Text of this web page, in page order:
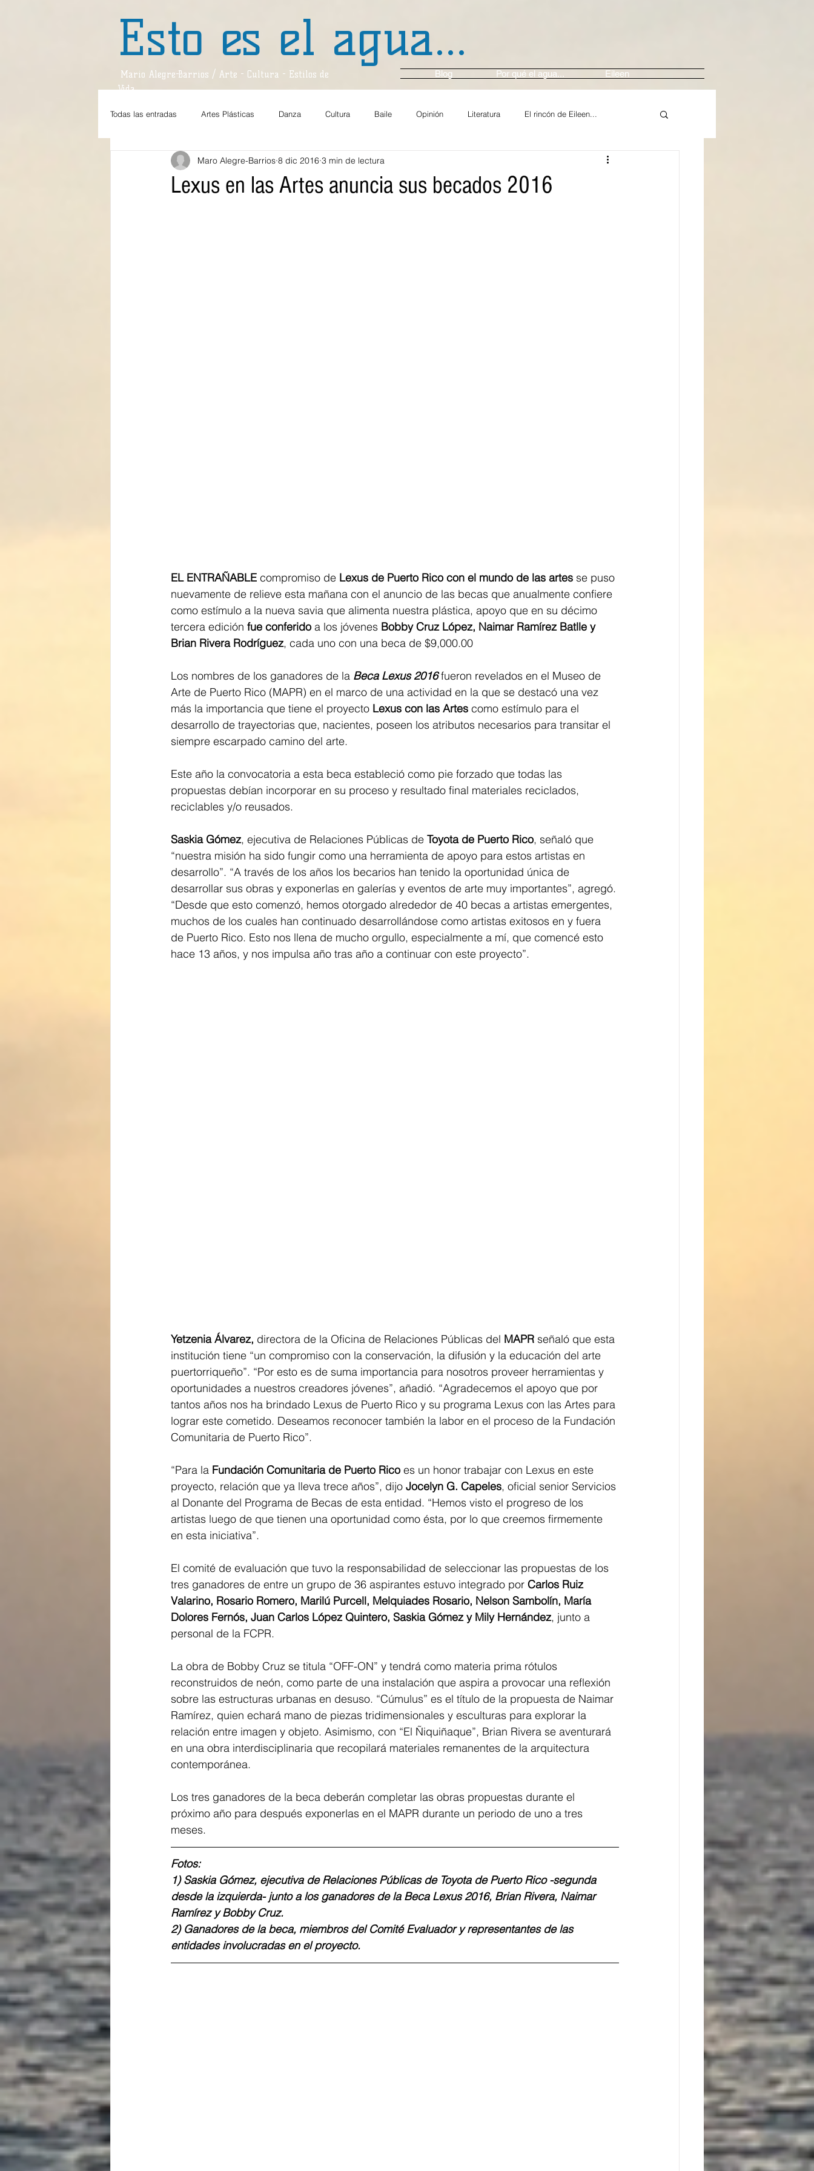
Esto es el agua...
Blog Por qué el agua... Eileen
Mario Alegre-Barrios / Arte - Cultura - Estilos de
Vida
Todas las entradas Artes Plásticas Danza Cultura Baile Opinión Literatura El rincón de Eileen...
Estilos de Vida Teatro Danza y Ballet Música En Voz Alta...
Lexus en las Artes anuncia sus becados 2016
Maro Alegre-Barrios 8 dic 2016 3 min de lectura
EL ENTRAÑABLE compromiso de Lexus de Puerto Rico con el mundo de las artes se puso
nuevamente de relieve esta mañana con el anuncio de las becas que anualmente confiere
como estímulo a la nueva savia que alimenta nuestra plástica, apoyo que en su décimo
tercera edición fue conferido a los jóvenes Bobby Cruz López, Naimar Ramírez Batlle y
Brian Rivera Rodríguez, cada uno con una beca de $9,000.00
Los nombres de los ganadores de la Beca Lexus 2016 fueron revelados en el Museo de
Arte de Puerto Rico (MAPR) en el marco de una actividad en la que se destacó una vez
más la importancia que tiene el proyecto Lexus con las Artes como estímulo para el
desarrollo de trayectorias que, nacientes, poseen los atributos necesarios para transitar el
siempre escarpado camino del arte.
Este año la convocatoria a esta beca estableció como pie forzado que todas las
propuestas debían incorporar en su proceso y resultado final materiales reciclados,
reciclables y/o reusados.
Saskia Gómez, ejecutiva de Relaciones Públicas de Toyota de Puerto Rico, señaló que
“nuestra misión ha sido fungir como una herramienta de apoyo para estos artistas en
desarrollo”. “A través de los años los becarios han tenido la oportunidad única de
desarrollar sus obras y exponerlas en galerías y eventos de arte muy importantes”, agregó.
“Desde que esto comenzó, hemos otorgado alrededor de 40 becas a artistas emergentes,
muchos de los cuales han continuado desarrollándose como artistas exitosos en y fuera
de Puerto Rico. Esto nos llena de mucho orgullo, especialmente a mí, que comencé esto
hace 13 años, y nos impulsa año tras año a continuar con este proyecto”.
Yetzenia Álvarez, directora de la Oficina de Relaciones Públicas del MAPR señaló que esta
institución tiene “un compromiso con la conservación, la difusión y la educación del arte
puertorriqueño”. “Por esto es de suma importancia para nosotros proveer herramientas y
oportunidades a nuestros creadores jóvenes”, añadió. “Agradecemos el apoyo que por
tantos años nos ha brindado Lexus de Puerto Rico y su programa Lexus con las Artes para
lograr este cometido. Deseamos reconocer también la labor en el proceso de la Fundación
Comunitaria de Puerto Rico”.
“Para la Fundación Comunitaria de Puerto Rico es un honor trabajar con Lexus en este
proyecto, relación que ya lleva trece años”, dijo Jocelyn G. Capeles, oficial senior Servicios
al Donante del Programa de Becas de esta entidad. “Hemos visto el progreso de los
artistas luego de que tienen una oportunidad como ésta, por lo que creemos firmemente
en esta iniciativa”.
El comité de evaluación que tuvo la responsabilidad de seleccionar las propuestas de los
tres ganadores de entre un grupo de 36 aspirantes estuvo integrado por Carlos Ruiz
Valarino, Rosario Romero, Marilú Purcell, Melquiades Rosario, Nelson Sambolín, María
Dolores Fernós, Juan Carlos López Quintero, Saskia Gómez y Mily Hernández, junto a
personal de la FCPR.
La obra de Bobby Cruz se titula “OFF-ON” y tendrá como materia prima rótulos
reconstruidos de neón, como parte de una instalación que aspira a provocar una reflexión
sobre las estructuras urbanas en desuso. “Cúmulus” es el título de la propuesta de Naimar
Ramírez, quien echará mano de piezas tridimensionales y esculturas para explorar la
relación entre imagen y objeto. Asimismo, con “El Ñiquiñaque”, Brian Rivera se aventurará
en una obra interdisciplinaria que recopilará materiales remanentes de la arquitectura
contemporánea.
Los tres ganadores de la beca deberán completar las obras propuestas durante el
próximo año para después exponerlas en el MAPR durante un periodo de uno a tres
meses.
Fotos:
1) Saskia Gómez, ejecutiva de Relaciones Públicas de Toyota de Puerto Rico -segunda
desde la izquierda- junto a los ganadores de la Beca Lexus 2016, Brian Rivera, Naimar
Ramírez y Bobby Cruz.
2) Ganadores de la beca, miembros del Comité Evaluador y representantes de las
entidades involucradas en el proyecto.